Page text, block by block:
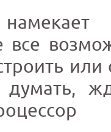
все